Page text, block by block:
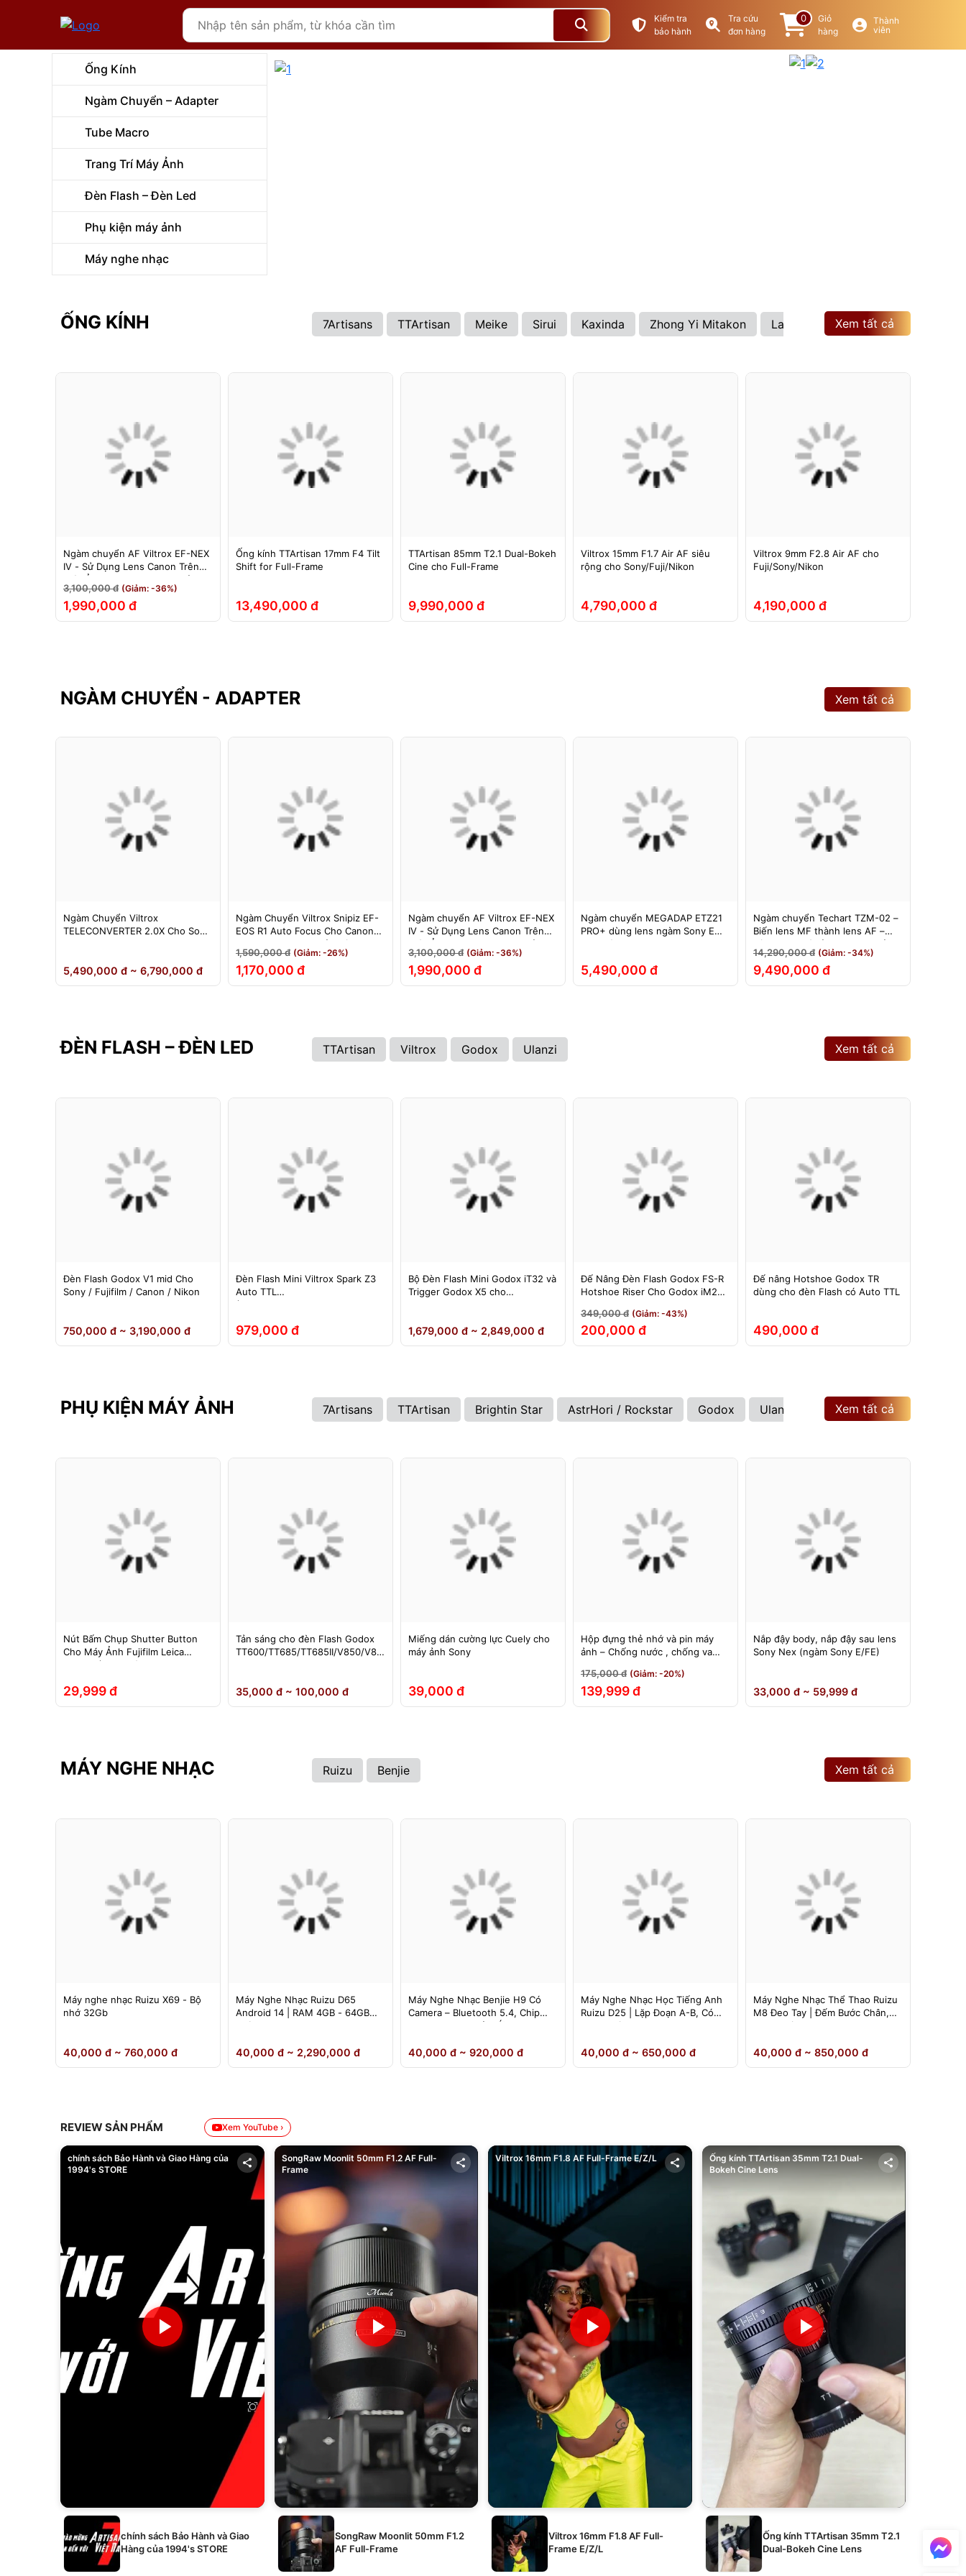
Kiểm tra
bảo hành
Tra cứu
đơn hàng
0
Giỏ
hàng
Thành
viên
Ống Kính
Ngàm Chuyển – Adapter
Tube Macro
Trang Trí Máy Ảnh
Đèn Flash – Đèn Led
Phụ kiện máy ảnh
Máy nghe nhạc
ỐNG KÍNH 7Artisans TTArtisan Meike Sirui Kaxinda Zhong Yi Mitakon Laowa Brightin Star
Xem tất cả
Ngàm chuyển AF Viltrox EF-NEX
IV - Sử Dụng Lens Canon Trên
Máy Ảnh Sony E-Mount - Bảo
Hành 12 Tháng.
3,100,000 đ (Giảm: -36%)
1,990,000 đ
Ống kính TTArtisan 17mm F4 Tilt
Shift for Full-Frame
13,490,000 đ
TTArtisan 85mm T2.1 Dual-Bokeh
Cine cho Full-Frame
9,990,000 đ
Viltrox 15mm F1.7 Air AF siêu
rộng cho Sony/Fuji/Nikon
4,790,000 đ
Viltrox 9mm F2.8 Air AF cho
Fuji/Sony/Nikon
4,190,000 đ
NGÀM CHUYỂN - ADAPTER Xem tất cả
Ngàm Chuyển Viltrox
TELECONVERTER 2.0X Cho Sony
5,490,000 đ ~ 6,790,000 đ
Ngàm Chuyển Viltrox Snipiz EF-
EOS R1 Auto Focus Cho Canon
EOS R/RP/R5/R6 - Bảo Hành 12
Tháng 1 Đổi 1
1,590,000 đ (Giảm: -26%)
1,170,000 đ
Ngàm chuyển AF Viltrox EF-NEX
IV - Sử Dụng Lens Canon Trên
Máy Ảnh Sony E-Mount - Bảo
Hành 12 Tháng.
3,100,000 đ (Giảm: -36%)
1,990,000 đ
Ngàm chuyển MEGADAP ETZ21
PRO+ dùng lens ngàm Sony E
cho máy Nikon Z – Adapter
5,490,000 đ
Ngàm chuyển Techart TZM-02 –
Biến lens MF thành lens AF –
Dùng cho máy ảnh Nikon Z sử
dụng các ống kính ngàm Leica M
14,290,000 đ (Giảm: -34%)
9,490,000 đ
ĐÈN FLASH – ĐÈN LED TTArtisan Viltrox Godox Ulanzi Xem tất cả
Đèn Flash Godox V1 mid Cho
Sony / Fujifilm / Canon / Nikon
750,000 đ ~ 3,190,000 đ
Đèn Flash Mini Viltrox Spark Z3
Auto TTL
(Fuji/Sony/Canon/Nikon)
979,000 đ
Bộ Đèn Flash Mini Godox iT32 và
Trigger Godox X5 cho
1,679,000 đ ~ 2,849,000 đ
Đế Nâng Đèn Flash Godox FS-R
Hotshoe Riser Cho Godox iM20
iA32 Lux Cadet
349,000 đ (Giảm: -43%)
200,000 đ
Đế nâng Hotshoe Godox TR
dùng cho đèn Flash có Auto TTL
490,000 đ
PHỤ KIỆN MÁY ẢNH 7Artisans TTArtisan Brightin Star AstrHori / Rockstar Godox Ulanzi Kenko Hoya
Xem tất cả
Nút Bấm Chụp Shutter Button
Cho Máy Ảnh Fujifilm Leica
Contax (Ren Xoáy)
29,999 đ
Tản sáng cho đèn Flash Godox
TT600/TT685/TT685II/V850/V85
35,000 đ ~ 100,000 đ
Miếng dán cường lực Cuely cho
máy ảnh Sony
39,000 đ
Hộp đựng thẻ nhớ và pin máy
ảnh – Chống nước , chống va
175,000 đ (Giảm: -20%)
139,999 đ
Nắp đậy body, nắp đậy sau lens
Sony Nex (ngàm Sony E/FE)
33,000 đ ~ 59,999 đ
MÁY NGHE NHẠC Ruizu Benjie Xem tất cả
Máy nghe nhạc Ruizu X69 - Bộ
nhớ 32Gb
40,000 đ ~ 760,000 đ
Máy Nghe Nhạc Ruizu D65
Android 14 | RAM 4GB - 64GB
Chính Hãng
40,000 đ ~ 2,290,000 đ
Máy Nghe Nhạc Benjie H9 Có
Camera – Bluetooth 5.4, Chip
DSD Lossless, Cảm Ứng IPS –
40,000 đ ~ 920,000 đ
Máy Nghe Nhạc Học Tiếng Anh
Ruizu D25 | Lặp Đoạn A-B, Có
Loa Ngoài
40,000 đ ~ 650,000 đ
Máy Nghe Nhạc Thể Thao Ruizu
M8 Đeo Tay | Đếm Bước Chân,
Loa Ngoài
40,000 đ ~ 850,000 đ
REVIEW SẢN PHẨM Xem YouTube ›
chính sách Bảo Hành và Giao Hàng của
1994's STORE
chính sách Bảo Hành và Giao
Hàng của 1994's STORE
SongRaw Moonlit 50mm F1.2 AF Full-
Frame
SongRaw Moonlit 50mm F1.2
AF Full-Frame
Viltrox 16mm F1.8 AF Full-Frame E/Z/L
Viltrox 16mm F1.8 AF Full-
Frame E/Z/L
Ống kính TTArtisan 35mm T2.1 Dual-
Bokeh Cine Lens
Ống kính TTArtisan 35mm T2.1
Dual-Bokeh Cine Lens